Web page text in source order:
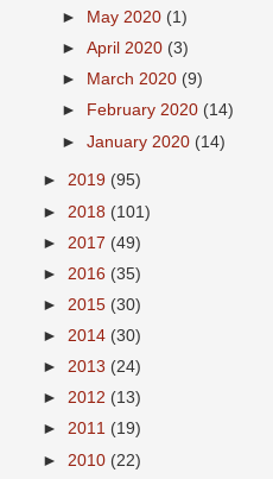
►
May 2020 (1)
►April 2020 (3)
►
March 2020 (9)
►
February 2020 (14)
►January 2020 (14)
► 2019 (95)
► 2018 (101)
► 2017 (49)
► 2016 (35)
► 2015 (30)
► 2014 (30)
► 2013 (24)
► 2012 (13)
► 2011 (19)
► 2010 (22)